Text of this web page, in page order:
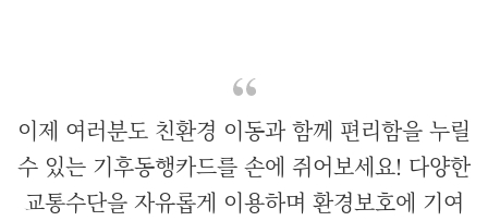
이제 여러분도 친환경 이동과 함께 편리함을 누릴
수 있는 기후동행카드를 손에 쥐어보세요! 다양한
교통수단을 자유롭게 이용하며 환경보호에 기여